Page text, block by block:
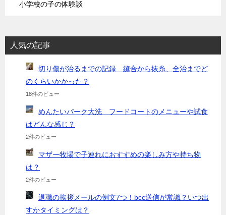
小学校の子の体験談
人気の記事
切り傷が治るまでの記録 縫合から抜糸、全治までど
のくらいかかった？
18件のビュー
めんたいパーク大洗 フードコートのメニューや試食
はどんな感じ？
2件のビュー
マザー牧場で子連れにおすすめの楽しみ方や持ち物
は？
2件のビュー
退職の挨拶メールの例文7つ！bcc送信が常識？いつ出
すかタイミングは？